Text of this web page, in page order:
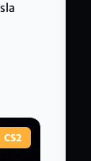
CS2